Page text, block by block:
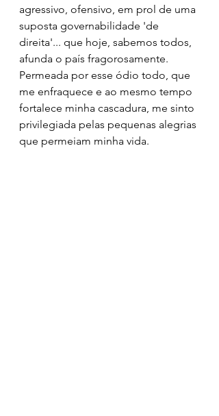
agressivo, ofensivo, em prol de uma
suposta governabilidade 'de
direita'... que hoje, sabemos todos,
afunda o país fragorosamente.
Permeada por esse ódio todo, que
me enfraquece e ao mesmo tempo
fortalece minha cascadura, me sinto
privilegiada pelas pequenas alegrias
que permeiam minha vida.